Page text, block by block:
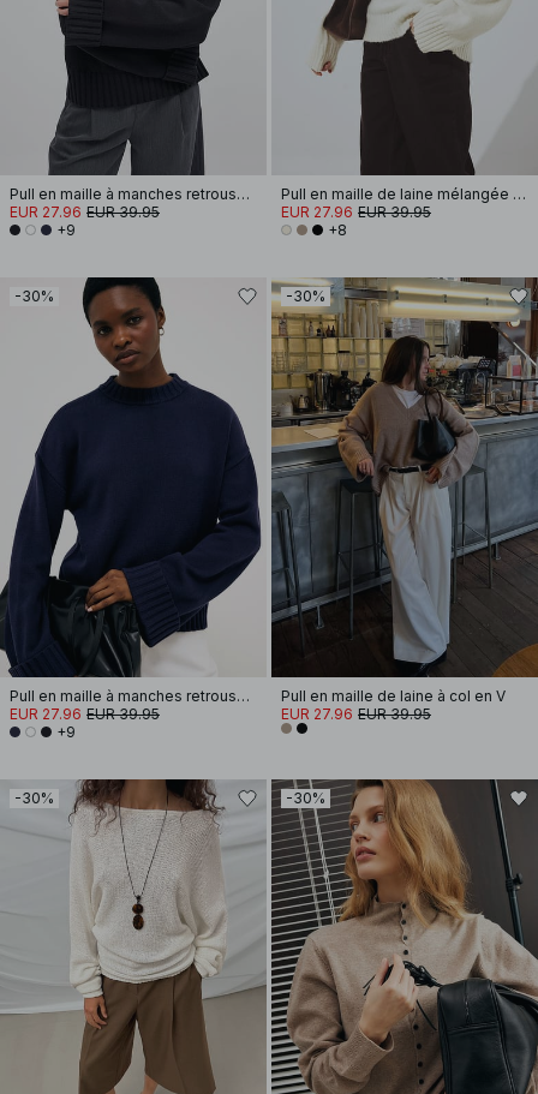
Pull en maille à manches retroussées
EUR 27.96 EUR 39.95
+9
Pull en maille de laine mélangée à encolure ronde
EUR 27.96 EUR 39.95
+8
-30%
Pull en maille à manches retroussées
EUR 27.96 EUR 39.95
+9
-30%
Pull en maille de laine à col en V
EUR 27.96 EUR 39.95
-30% -30%